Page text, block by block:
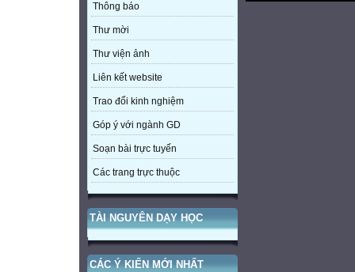
Thông báo
Thư mời
Thư viện ảnh
Liên kết website
Trao đổi kinh nghiệm
Góp ý với ngành GD
Soạn bài trực tuyến
Các trang trực thuộc
TÀI NGUYÊN DẠY HỌC
CÁC Ý KIẾN MỚI NHẤT